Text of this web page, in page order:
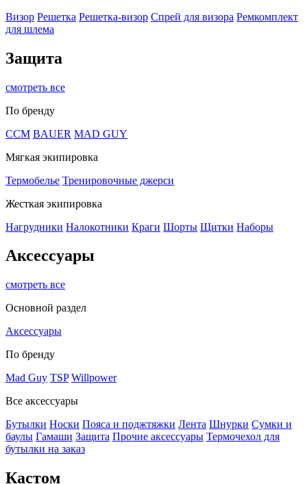
Визор Решетка Решетка-визор Спрей для визора Ремкомплект
для шлема
Защита
смотреть все
По бренду
CCM BAUER MAD GUY
Мягкая экипировка
Термобелье Тренировочные джерси
Жесткая экипировка
Нагрудники Налокотники Краги Шорты Щитки Наборы
Аксессуары
смотреть все
Основной раздел
Аксессуары
По бренду
Mad Guy TSP Willpower
Все аксессуары
Бутылки Носки Пояса и поджтяжки Лента Шнурки Сумки и
баулы Гамаши Защита Прочие аксессуары Термочехол для
бутылки на заказ
Кастом